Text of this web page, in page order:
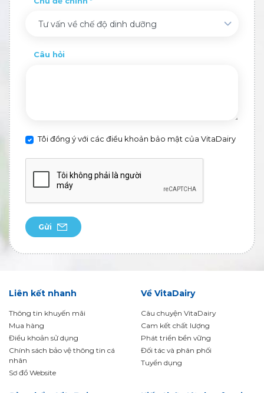
Tư vấn về chế độ dinh dưỡng
Câu hỏi
Tôi đồng ý với các điều khoản bảo mật của VitaDairy
Gửi
Liên kết nhanh
Thông tin khuyến mãi
Mua hàng
Điều khoản sử dụng
Chính sách bảo vệ thông tin cá
nhân
Sơ đồ Website
Về VitaDairy
Câu chuyện VitaDairy
Cam kết chất lượng
Phát triển bền vững
Đối tác và phân phối
Tuyển dụng